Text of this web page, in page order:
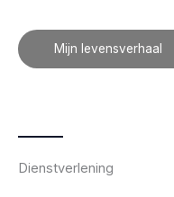
Mijn levensverhaal
Dienstverlening